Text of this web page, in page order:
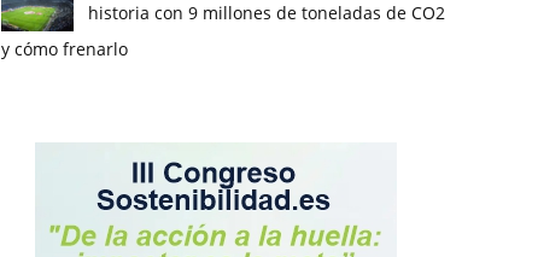
historia con 9 millones de toneladas de CO2
y cómo frenarlo